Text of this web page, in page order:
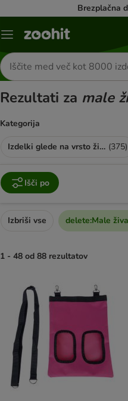
Brezplačna
Meni
Iskanje
izdelkov
Rezultati za male
Kategorija
Izdelki glede na vrsto živali (375)
Išči po
Izbriši vse delete:Male
1 - 48 od 88 rezultatov